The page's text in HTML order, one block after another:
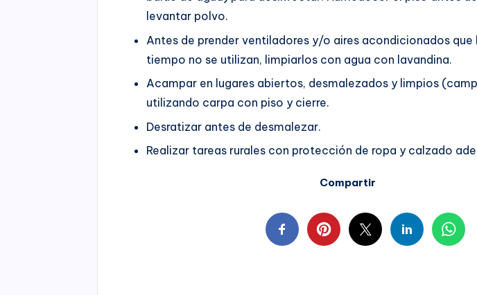
levantar polvo.
Antes de prender ventiladores y/o aires acondicionados que
tiempo no se utilizan, limpiarlos con agua con lavandina.
Acampar en lugares abiertos, desmalezados y limpios
utilizando carpa con piso y cierre.
Desratizar antes de desmalezar.
Realizar tareas rurales con protección de ropa y calzado
Compartir